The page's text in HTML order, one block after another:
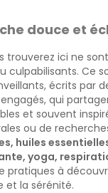
douce et
trouverez ici ne
culpabilisants. Ce
écrits par
qui
et souvent
ou de
huiles
yoga,
pratiques à
et la sérénité.